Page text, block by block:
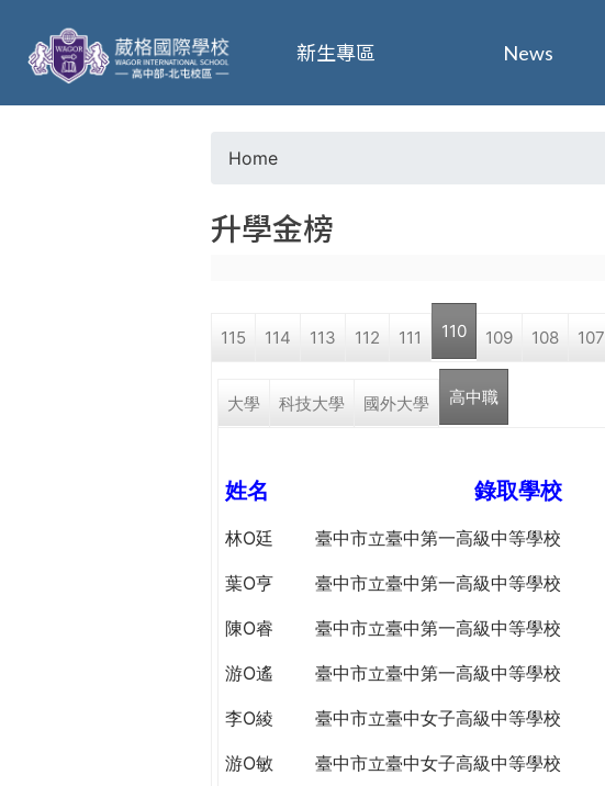
葳
格
o
a
r
e
r
e
Home
升學金榜
115 114 113 112 111 110 109 108 107
大學 科技大學 國外大學 高中職
姓名 錄取學校
林O廷 臺中市立臺中第一高級中等學校
葉O亨 臺中市立臺中第一高級中等學校
陳O睿 臺中市立臺中第一高級中等學校
游O遙 臺中市立臺中第一高級中等學校
李O綾 臺中市立臺中女子高級中等學校
游O敏 臺中市立臺中女子高級中等學校
新生專區 News